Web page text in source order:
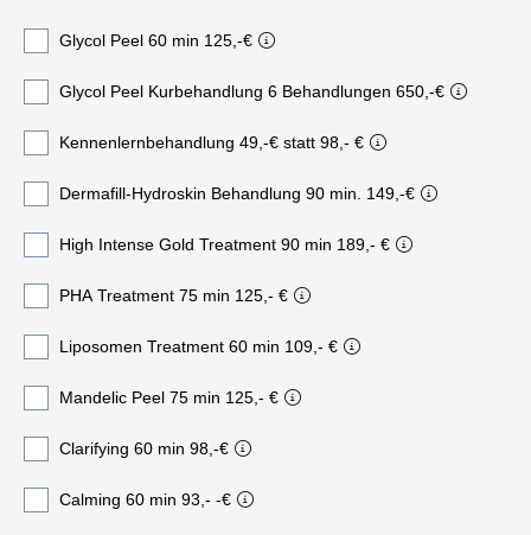
Glycol Peel 60 min 125,-€
Glycol Peel Kurbehandlung 6 Behandlungen 650,-€
Kennenlernbehandlung 49,-€ statt 98,- €
Dermafill-Hydroskin Behandlung 90 min. 149,-€
High Intense Gold Treatment 90 min 189,- €
PHA Treatment 75 min 125,- €
Liposomen Treatment 60 min 109,- €
Mandelic Peel 75 min 125,- €
Clarifying 60 min 98,-€
Calming 60 min 93,- -€